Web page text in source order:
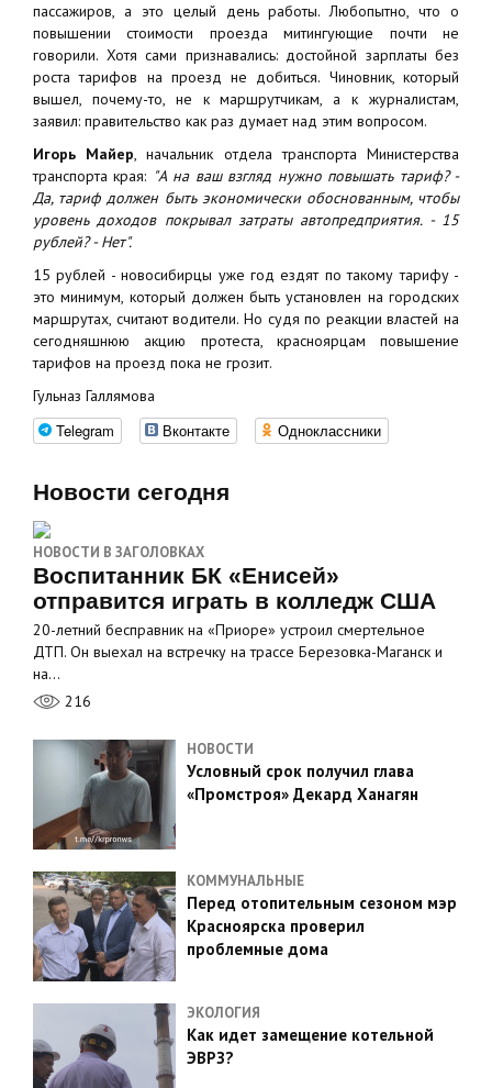
пассажиров, а это целый день работы. Любопытно, что о
повышении стоимости проезда митингующие почти не
говорили. Хотя сами признавались: достойной зарплаты без
роста тарифов на проезд не добиться. Чиновник, который
вышел, почему-то, не к маршрутчикам, а к журналистам,
заявил: правительство как раз думает над этим вопросом.
Игорь Майер, начальник отдела транспорта Министерства
транспорта края: "А на ваш взгляд нужно повышать тариф? -
Да, тариф должен быть экономически обоснованным, чтобы
уровень доходов покрывал затраты автопредприятия. - 15
рублей? - Нет".
15 рублей - новосибирцы уже год ездят по такому тарифу -
это минимум, который должен быть установлен на городских
маршрутах, считают водители. Но судя по реакции властей на
сегодняшнюю акцию протеста, красноярцам повышение
тарифов на проезд пока не грозит.
Гульназ Галлямова
Telegram Вконтакте Одноклассники
Новости сегодня
НОВОСТИ В ЗАГОЛОВКАХ
Воспитанник БК «Енисей»
отправится играть в колледж США
20-летний бесправник на «Приоре» устроил смертельное
ДТП. Он выехал на встречку на трассе Березовка-Маганск и
на…
216
НОВОСТИ
Условный срок получил глава
«Промстроя» Декард Ханагян
КОММУНАЛЬНЫЕ
Перед отопительным сезоном мэр
Красноярска проверил
проблемные дома
ЭКОЛОГИЯ
Как идет замещение котельной
ЭВРЗ?